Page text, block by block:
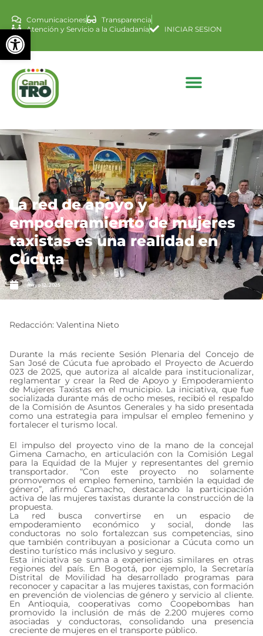
Abrir barra de
Comunicaciones
Transparencia
Atención y Servicio a la Ciudadanía
INICIAR SESION
La red de apoyo y
empoderamiento de mujeres
taxistas es una realidad en
Cúcuta
mayo 12, 2025
Redacción: Valentina Nieto
Durante la más reciente Sesión Plenaria del Concejo de
San José de Cúcuta fue aprobado el Proyecto de Acuerdo
023 de 2025, que autoriza al alcalde para institucionalizar,
reglamentar y crear la Red de Apoyo y Empoderamiento
de Mujeres Taxistas en el municipio. La iniciativa, que fue
socializada durante más de ocho meses, recibió el respaldo
de la Comisión de Asuntos Generales y ha sido presentada
como una estrategia para impulsar el empleo femenino y
fortalecer el turismo local.
El impulso del proyecto vino de la mano de la concejal
Gimena Camacho, en articulación con la Comisión Legal
para la Equidad de la Mujer y representantes del gremio
transportador. “Con este proyecto no solamente
promovemos el empleo femenino, también la equidad de
género”, afirmó Camacho, destacando la participación
activa de las mujeres taxistas durante la construcción de la
propuesta.
La red busca convertirse en un espacio de
empoderamiento económico y social, donde las
conductoras no solo fortalezcan sus competencias, sino
que también contribuyan a posicionar a Cúcuta como un
destino turístico más inclusivo y seguro.
Esta iniciativa se suma a experiencias similares en otras
regiones del país. En Bogotá, por ejemplo, la Secretaría
Distrital de Movilidad ha desarrollado programas para
reconocer y capacitar a las mujeres taxistas, con formación
en prevención de violencias de género y servicio al cliente.
En Antioquia, cooperativas como Coopebombas han
promovido la inclusión de más de 2.200 mujeres como
asociadas y conductoras, consolidando una presencia
creciente de mujeres en el transporte público.